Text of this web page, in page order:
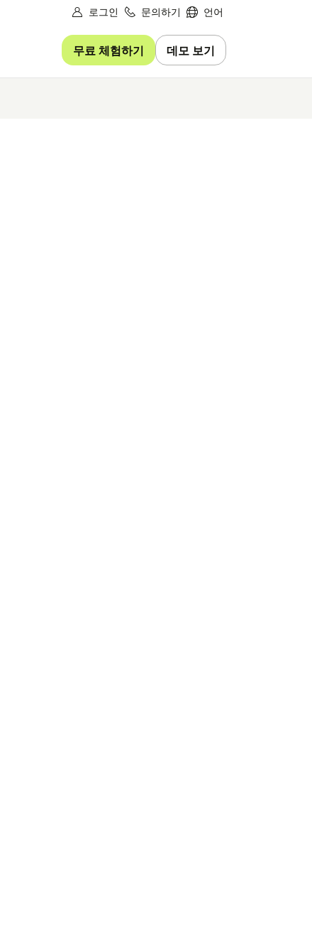
로그인 문의하기 언어
무료 체험하기 데모 보기